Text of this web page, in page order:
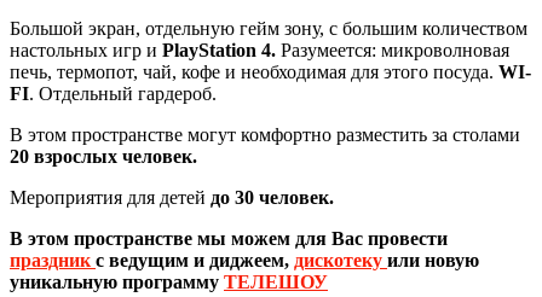
Большой экран, отдельную гейм зону, с большим количеством
настольных игр и PlayStation 4. Разумеется: микроволновая
печь, термопот, чай, кофе и необходимая для этого посуда. WI-
FI. Отдельный гардероб.
В этом пространстве могут комфортно разместить за столами
20 взрослых человек.
Мероприятия для детей до 30 человек.
В этом пространстве мы можем для Вас провести
праздник с ведущим и диджеем, дискотеку или новую
уникальную программу ТЕЛЕШОУ